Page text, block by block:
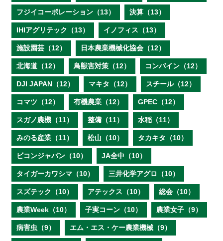
フジイコーポレーション（13） 決算（13）
IHIアグリテック（13） イノフィス（13）
施設園芸（12） 日本農業機械化協会（12）
北海道（12） 鳥獣害対策（12） コンバイン（12）
DJI JAPAN（12） マキタ（12） スチール（12）
コマツ（12） 有機農業（12） GPEC（12）
スガノ農機（11） 整備（11） 水稲（11）
みのる産業（11） 松山（10） タカキタ（10）
ビコンジャパン（10） JA全中（10）
タイガーカワシマ（10） 三井化学アグロ（10）
スズテック（10） アテックス（10） 総会（10）
農業Week（10） 子実コーン（10） 農業女子（9）
病害虫（9） エム・エス・ケー農業機械（9）